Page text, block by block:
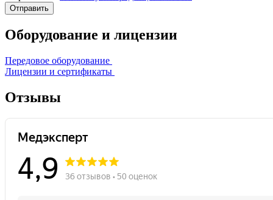
Отправить
Оборудование и лицензии
Передовое оборудование
Лицензии и сертификаты
Отзывы